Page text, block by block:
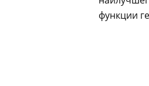
функции